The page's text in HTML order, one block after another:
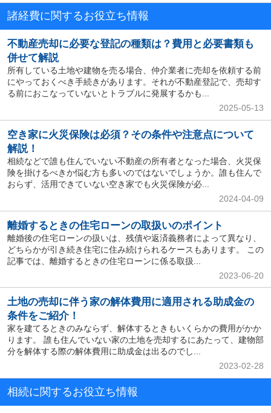
諸経費に関するお役立ち情報
不動産売却に必要な登記の種類は？費用と必要書類も
併せて解説
所有している土地や建物を売る場合、仲介業者に売却を依頼する前
にやっておくべき手続きがあります。それが不動産登記で、売却す
る前におこなっていないとトラブルに発展するかも...
2025-05-13
空き家に火災保険は必須？その条件や注意点について
解説！
相続などで誰も住んでいない不動産の所有者となった場合、火災保
険を掛けるべきか悩む方も多いのではないでしょうか。誰も住んで
おらず、活用できていない空き家でも火災保険が必...
2024-04-09
離婚するときの住宅ローンの取扱いのポイント
離婚後の住宅ローンの扱いは、残債や返済義務者によって異なり、
どちらかが引き続き住宅に住み続けられるケースもあります。 この
記事では、離婚するときの住宅ローンに係る取扱...
2023-06-20
土地の売却に伴う家の解体費用に適用される助成金の
条件をご紹介！
家を建てるときのみならず、解体するときもいくらかの費用がかか
ります。 誰も住んでいない家の土地を売却するにあたって、建物部
分を解体する際の解体費用に助成金は出るのでし...
2023-02-28
相続に関するお役立ち情報